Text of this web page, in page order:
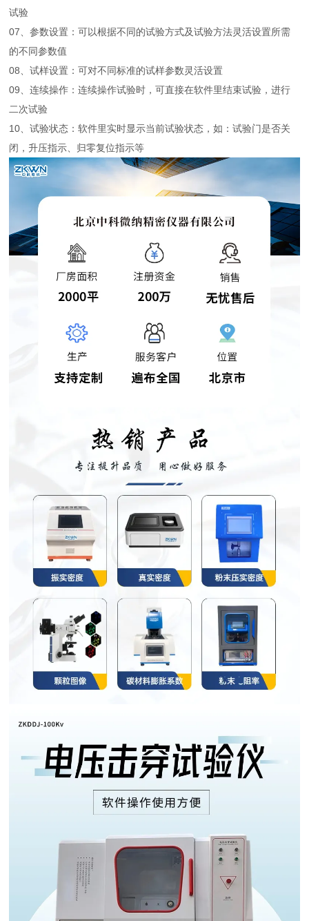
试验
07、参数设置：可以根据不同的试验方式及试验方法灵活设置所需
的不同参数值
08、试样设置：可对不同标准的试样参数灵活设置
09、连续操作：连续操作试验时，可直接在软件里结束试验，进行
二次试验
10、试验状态：软件里实时显示当前试验状态，如：试验门是否关
闭，升压指示、归零复位指示等